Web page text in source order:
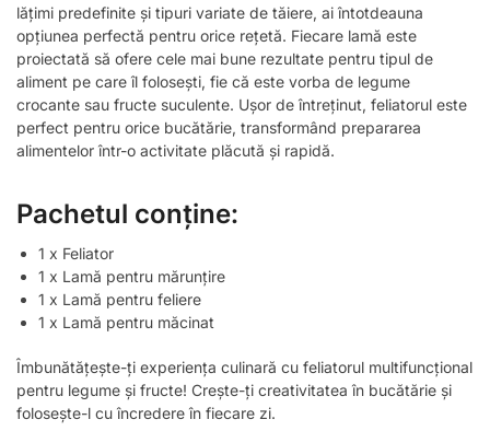
lățimi predefinite și tipuri variate de tăiere, ai întotdeauna
opțiunea perfectă pentru orice rețetă. Fiecare lamă este
proiectată să ofere cele mai bune rezultate pentru tipul de
aliment pe care îl folosești, fie că este vorba de legume
crocante sau fructe suculente. Ușor de întreținut, feliatorul este
perfect pentru orice bucătărie, transformând prepararea
alimentelor într-o activitate plăcută și rapidă.
Pachetul conține:
1 x Feliator
1 x Lamă pentru mărunțire
1 x Lamă pentru feliere
1 x Lamă pentru măcinat
Îmbunătățește-ți experiența culinară cu feliatorul multifuncțional
pentru legume și fructe! Crește-ți creativitatea în bucătărie și
folosește-l cu încredere în fiecare zi.